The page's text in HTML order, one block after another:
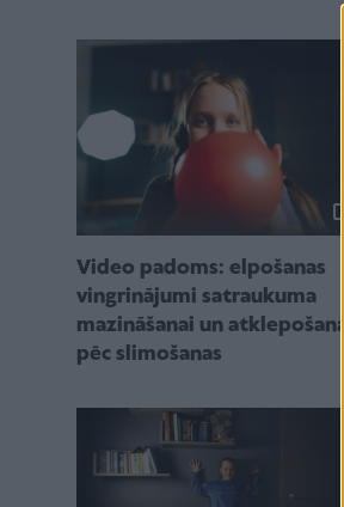
Video padoms: elpošanas
vingrinājumi satraukuma
mazināšanai un atklepošanai
pēc slimošanas